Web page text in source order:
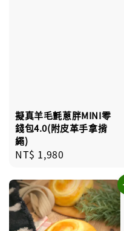
擬真羊毛氈蔥胖MINI零
錢包4.0(附皮革手拿揹
繩)
Regular
NT$ 1,980